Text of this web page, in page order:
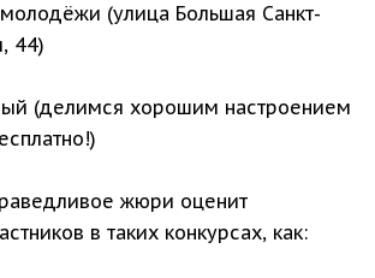
(улица Большая Санкт-
44)
(делимся хорошим настроением
жюри оценит
в таких конкурсах, как: